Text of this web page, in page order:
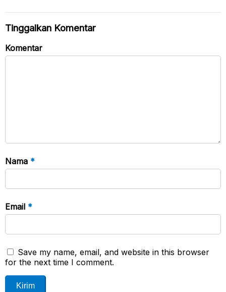
Tinggalkan Komentar
Komentar
Nama *
Email *
Save my name, email, and website in this browser
for the next time I comment.